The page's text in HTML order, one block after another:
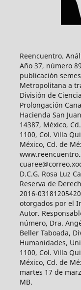
Reencuentro.
Año 37, número
publicación
Metropolitana a
División de
Prolongación
Hacienda San
14387, México,
1100, Col. Villa
México, Cd. de
D.C.G. Rosa Luz
Reserva de
2016-
otorgados por el
Autor.
número, Dra.
Beller Taboada,
Humanidades,
1100, Col. Villa
México, Cd. de
martes 17 de
MB.